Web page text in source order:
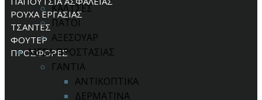
ΚΑΛΤΣΕΣ
ΠΑΤΟΙ
ΑΞΕΣΟΥΑΡ
ΜΕΣΑ ΠΡΟΣΤΑΣΙΑΣ
ΓΑΝΤΙΑ
ΑΝΤΙΚΟΠΤΙΚΑ
ΔΕΡΜΑΤΙΝΑ
ΡΟΥΧΑ ΕΡΓΑΣΙΑΣ
ΤΣΑΝΤΕΣ
ΦΟΥΤΕΡ
ΠΡΟΣΦΟΡΕΣ